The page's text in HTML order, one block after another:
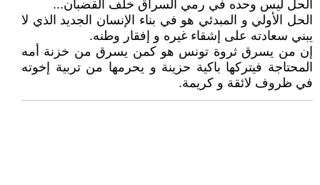
الحل ليس وحده في رمي السراق خلف القضبان...
الحل الأولي و المبدئي هو في بناء الإنسان الجديد الذي لا
يبني سعادته على إشقاء غيره و إفقار وطنه.
إن من يسرق ثروة تونس هو كمن يسرق من خزنة أمه
المحتاجة فيتركها باكية حزينة و يحرمها من تربية إخوته
في ظروف لائقة و كريمة.